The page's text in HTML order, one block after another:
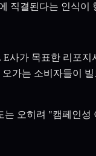
직결된다는 인식이
E사가 목표한 리포
가는 소비자들이
오히려 "캠페인성